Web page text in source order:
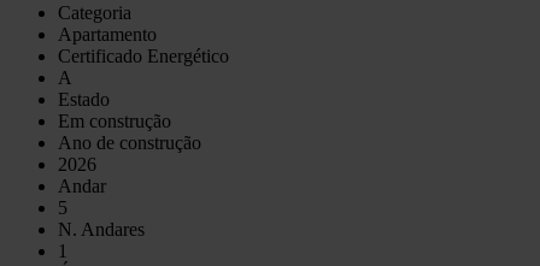
Categoria
Apartamento
Certificado Energético
A
Estado
Em construção
Ano de construção
2026
Andar
5
N. Andares
1